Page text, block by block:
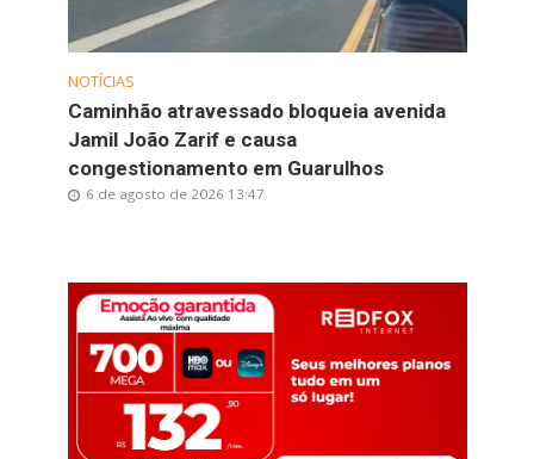
NOTÍCIAS
Caminhão atravessado bloqueia avenida
Jamil João Zarif e causa
congestionamento em Guarulhos
6 de agosto de 2026 13:47